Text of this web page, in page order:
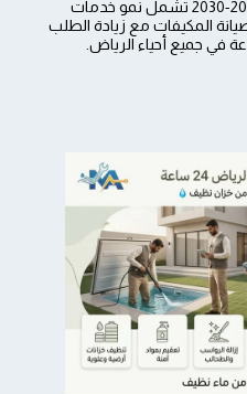
توقعات صيانة المنازل بالرياض 2026-2030 تشمل نمو خدمات
المكيفات مع زيادة الطلب